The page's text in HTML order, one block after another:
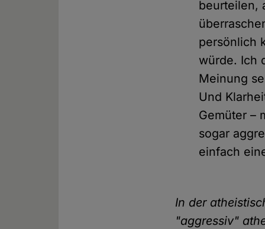
beurteilen,
persönlich
würde. Ich
Meinung
Und
Gemüter –
sogar
einfach
In der
"aggressiv"